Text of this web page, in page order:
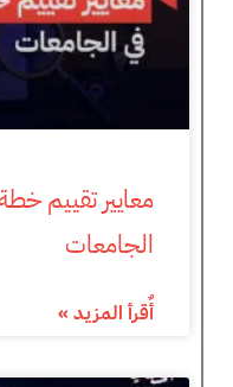
الجامعات
أٌقرأ المزيد »